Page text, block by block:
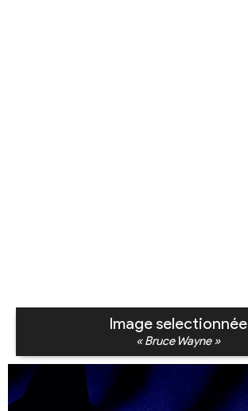
Image selectionnée
« Bruce Wayne »